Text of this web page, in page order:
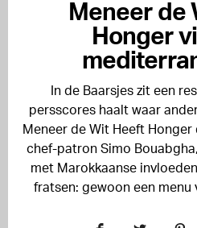
Meneer de
Honger
In de Baarsjes zit een
persscores haalt waar
Meneer de Wit Heeft
chef-patron Simo
met Marokkaanse
fratsen: gewoon een menu